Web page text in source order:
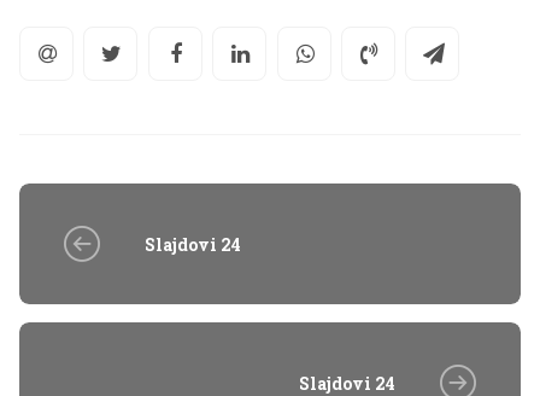
Slajdovi 24
Slajdovi 24